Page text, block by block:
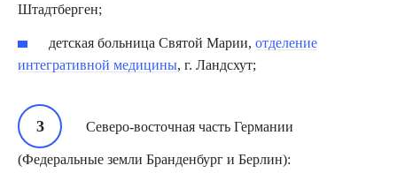
Штадтберген;
детская больница Святой Марии,отделение
интегративной медицины, г. Ландсхут;
Северо-восточная часть Германии
(Федеральные земли Бранденбург и Берлин):